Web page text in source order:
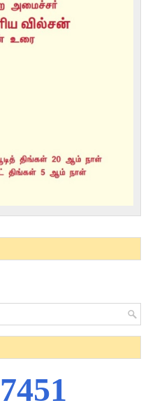
7451